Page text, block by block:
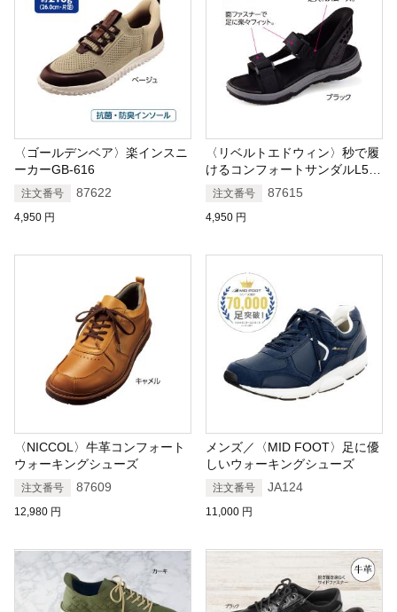
〈ゴールデンベア〉楽インスニ
ーカーGB-616
注文番号 87622
4,950 円
〈リベルトエドウィン〉秒で履
けるコンフォートサンダルL506
15
注文番号 87615
4,950 円
〈NICCOL〉牛革コンフォート
ウォーキングシューズ
注文番号 87609
12,980 円
メンズ／〈MID FOOT〉足に優
しいウォーキングシューズ
注文番号 JA124
11,000 円